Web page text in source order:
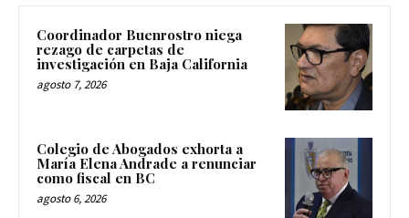
Coordinador Buenrostro niega
rezago de carpetas de
investigación en Baja California
agosto 7, 2026
Colegio de Abogados exhorta a
María Elena Andrade a renunciar
como fiscal en BC
agosto 6, 2026